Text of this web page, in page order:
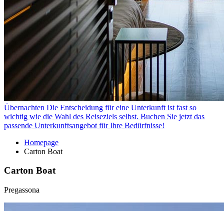
Übernachten Die Entscheidung für eine Unterkunft ist fast so
wichtig wie die Wahl des Reiseziels selbst. Buchen Sie jetzt das
passende Unterkunftsangebot für Ihre Bedürfnisse!
Homepage
Carton Boat
Carton Boat
Pregassona